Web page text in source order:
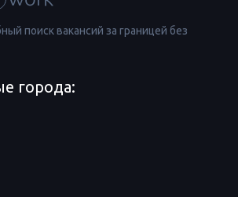
поиск вакансий за границей без
города: